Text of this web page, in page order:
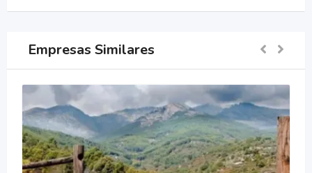
Empresas Similares